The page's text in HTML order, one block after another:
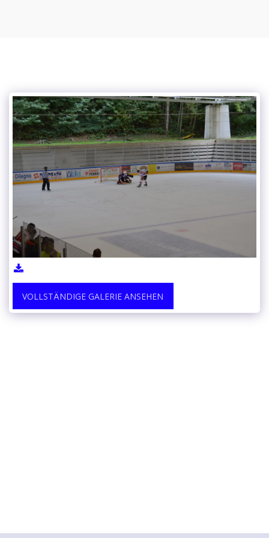
VOLLSTÄNDIGE GALERIE ANSEHEN